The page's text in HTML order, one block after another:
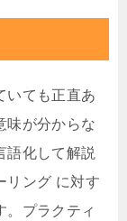
いても正直あ
味が分からな
語化して解説
リング に対す
。プラクティ